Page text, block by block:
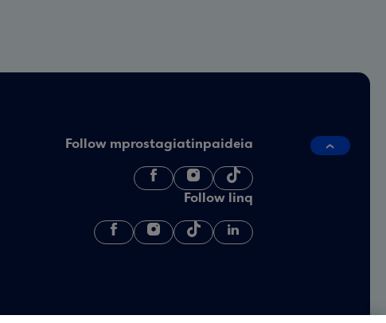
Follow mprostagiatinpaideia
Follow linq